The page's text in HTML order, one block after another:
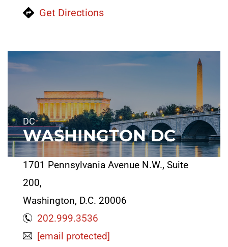
Get Directions
DC
WASHINGTON DC
1701 Pennsylvania Avenue N.W., Suite
200,
Washington, D.C. 20006
202.999.3536
[email protected]